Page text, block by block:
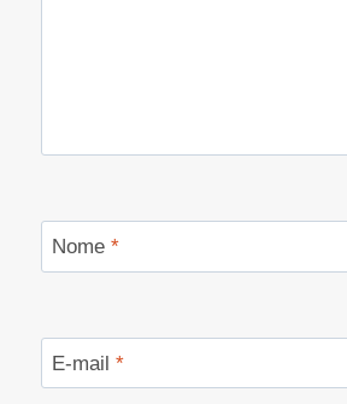
Nome *
E-mail *